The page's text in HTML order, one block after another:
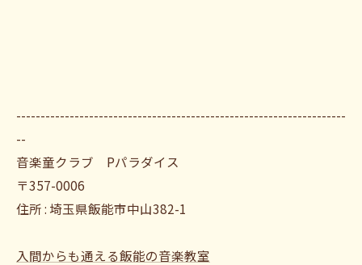
--------------------------------------------------------------------
--
音楽童クラブ Pパラダイス
〒357-0006
住所 : 埼玉県飯能市中山382-1
入間からも通える飯能の音楽教室